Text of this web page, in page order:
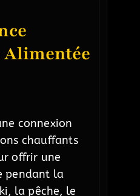
connexion
chauffants
offrir une
pendant la
la pêche, le